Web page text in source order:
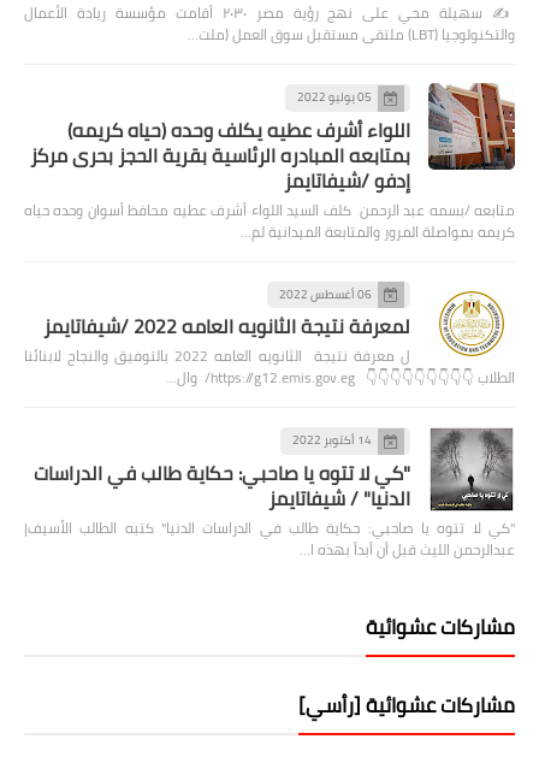
✍️ سهيلة محي على نهج رؤية مصر ٢٠٣٠ أقامت مؤسسة ريادة الأعمال
والتكنولوجيا (LBT) ملتقى مستقبل سوق العمل (ملت…
05 يوليو 2022
اللواء أشرف عطيه يكلف وحده (حياه كريمه)
بمتابعه المبادره الرئاسية بقرية الحجز بحرى مركز
إدفو /شيفاتايمز
متابعه /بسمه عبد الرحمن كلف السيد اللواء أشرف عطيه محافظ أسوان وحده حياه
كريمه بمواصلة المرور والمتابعة الميدانية لم…
06 أغسطس 2022
لمعرفة نتيجة الثانويه العامه 2022 /شيفاتايمز
ل معرفة نتيجة الثانويه العامه 2022 بالتوفيق والنجاح لابنائنا
الطلاب 👇👇👇👇👇👇👇👇👇 https://g12.emis.gov.eg/ وال…
14 أكتوبر 2022
"كي لا تتوه يا صاحبي: حكاية طالب في الدراسات
الدنيا" / شيفاتايمز
"كي لا تتوه يا صاحبي: حكاية طالب في الدراسات الدنيا" كتبه الطالب الأسيف|
عبدالرحمن الليث قبل أن أبدأ بهذه ا…
مشاركات عشوائية
مشاركات عشوائية [رأسي]